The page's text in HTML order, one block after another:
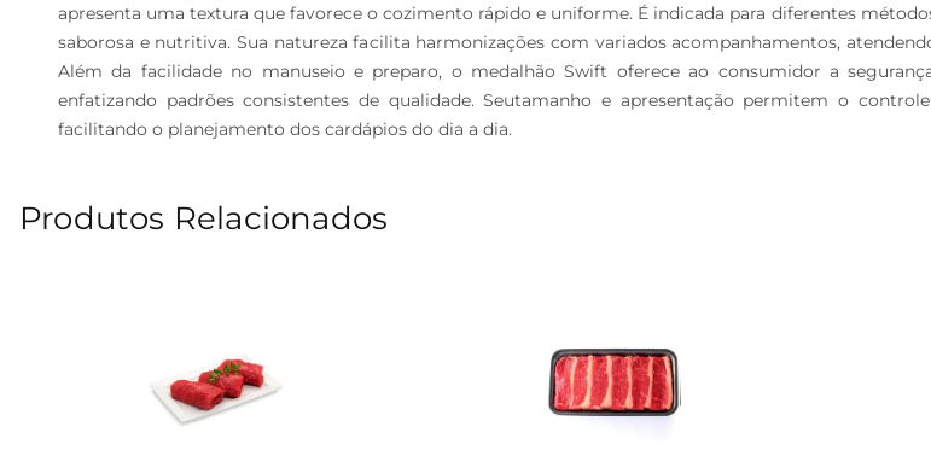
apresenta uma textura que favorece o cozimento rápido e uniforme. É indicada para diferentes
saborosa e nutritiva. Sua natureza facilita harmonizações com variados acompanhamentos,
Além da facilidade no manuseio e preparo, o medalhão Swift oferece ao consumidor a
enfatizando padrões consistentes de qualidade. Seutamanho e apresentação permitem o
facilitando o planejamento dos cardápios do dia a dia.
Produtos Relacionados